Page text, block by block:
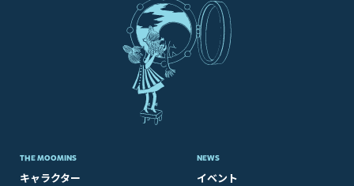
THE MOOMINS
キャラクター
NEWS
イベント